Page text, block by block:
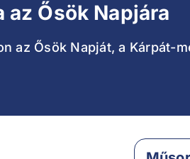
Ősök Napjára
az Ősök Napját, a Kárpát-